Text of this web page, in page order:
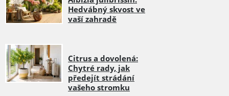
Hedvábný skvost ve
vaší zahradě
Citrus a dovolená:
Chytré rady, jak
předejít strádání
vašeho stromku